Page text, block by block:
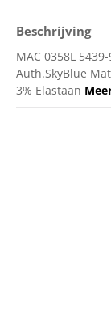
Beschrijving
MAC 0358L
Auth.SkyBlue
3% Elastaan